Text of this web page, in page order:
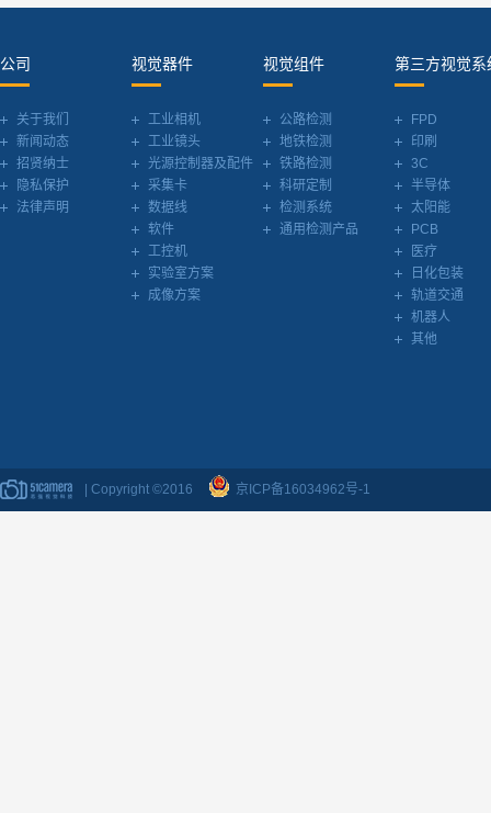
公司
关于我们
新闻动态
招贤纳士
隐私保护
法律声明
视觉器件
工业相机
工业镜头
光源控制器及配件
采集卡
数据线
软件
工控机
实验室方案
成像方案
视觉组件
公路检测
地铁检测
铁路检测
科研定制
检测系统
通用检测产品
第三方视觉系
FPD
印刷
3C
半导体
太阳能
PCB
医疗
日化包装
轨道交通
机器人
其他
| Copyright ©2016 京ICP备16034962号-1